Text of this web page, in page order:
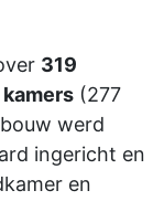
319
(277
werd
ingericht en
en